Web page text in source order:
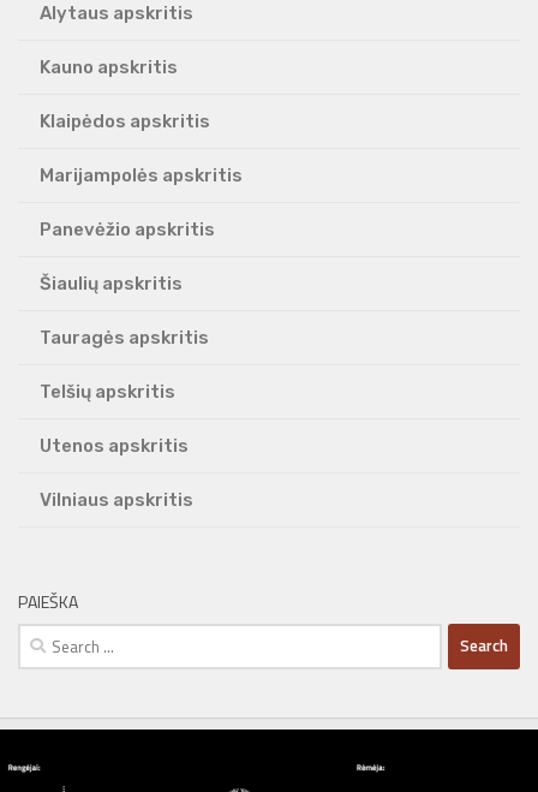
Alytaus apskritis
Kauno apskritis
Klaipėdos apskritis
Marijampolės apskritis
Panevėžio apskritis
Šiaulių apskritis
Tauragės apskritis
Telšių apskritis
Utenos apskritis
Vilniaus apskritis
PAIEŠKA
Search
for: